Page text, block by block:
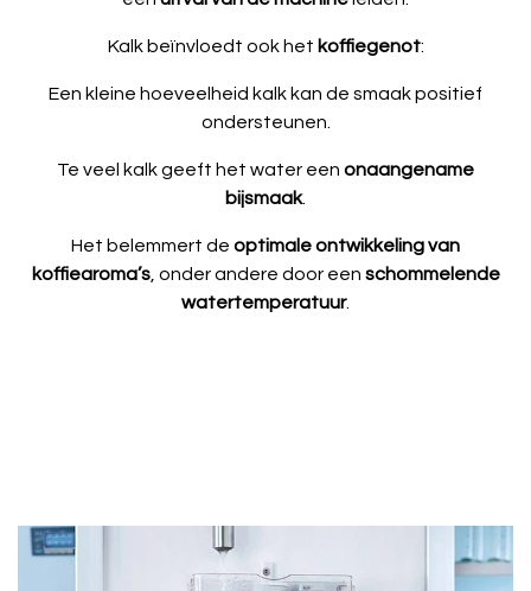
Kalk beïnvloedt ook het koffiegenot:
Een kleine hoeveelheid kalk kan de smaak positief
ondersteunen.
Te veel kalk geeft het water een onaangename
bijsmaak.
Het belemmert de optimale ontwikkeling van
koffiearoma’s, onder andere door een schommelende
watertemperatuur.